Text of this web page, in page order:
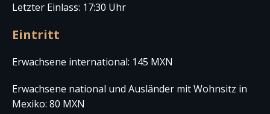
Letzter Einlass: 17:30 Uhr
Eintritt
Erwachsene international: 145 MXN
Erwachsene national und Ausländer mit Wohnsitz in
Mexiko: 80 MXN